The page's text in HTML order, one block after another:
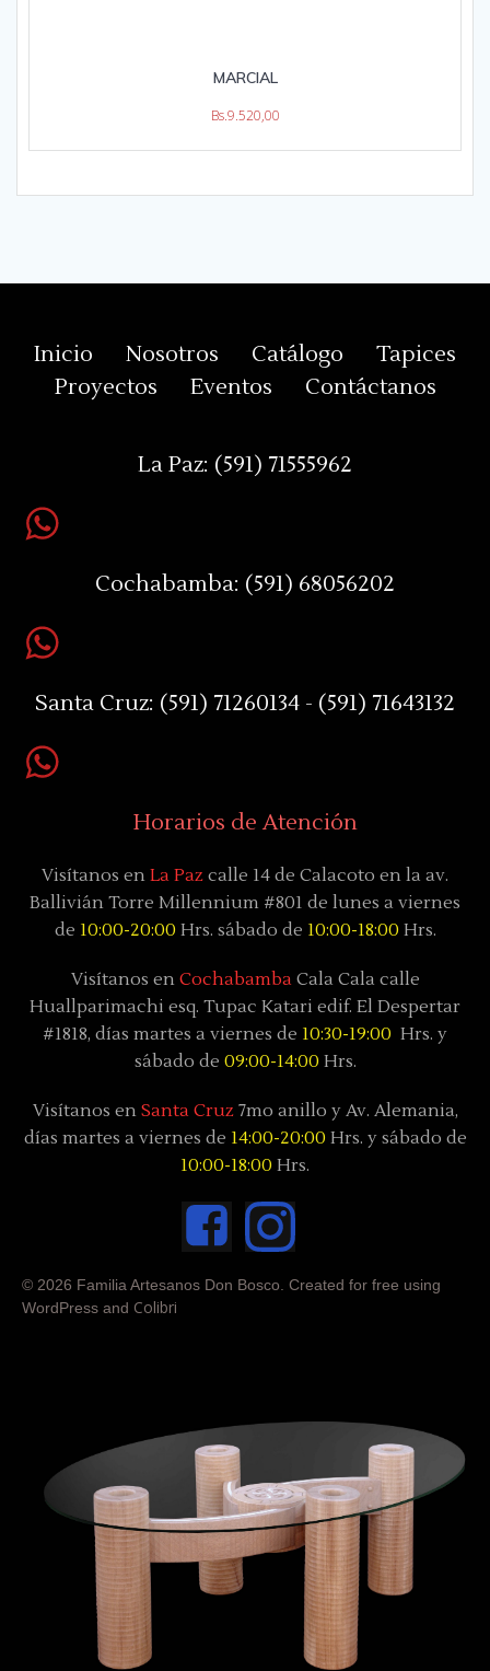
MARCIAL
Bs.9.520,00
Inicio Nosotros Catálogo
Tapices
Proyectos
Eventos Contáctanos
La Paz: (591) 71555962
Cochabamba: (591) 68056202
Santa Cruz: (591) 71260134 - (591) 71643132
Horarios de Atención
Visítanos en La Paz calle 14 de Calacoto en la av.
Ballivián Torre Millennium #801 de lunes a viernes
de 10:00-20:00 Hrs. sábado de 10:00-18:00 Hrs.
Visítanos en CochabambaCala Cala calle
Huallparimachi esq. Tupac Katari edif. El Despertar
#1818, días martes a viernes de 10:30-19:00 Hrs. y
sábado de 09:00-14:00 Hrs.
Visítanos en Santa Cruz7mo anillo y Av. Alemania,
días martes a viernes de 14:00-20:00 Hrs. y sábado de
10:00-18:00 Hrs.
© 2026 Familia Artesanos Don Bosco. Created for free using
WordPress and Colibri